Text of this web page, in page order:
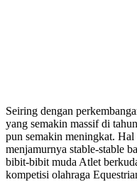
Seiring dengan
yang semakin massif di
pun semakin meningkat. Hal
menjamurnya stable-stable
bibit-bibit muda Atlet
kompetisi olahraga